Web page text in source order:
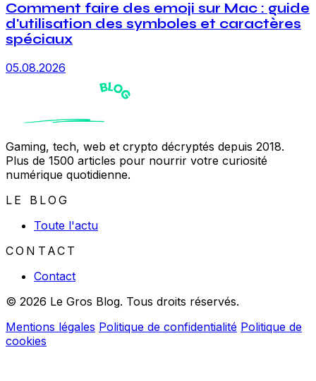
Comment faire des emoji sur Mac : guide
d'utilisation des symboles et caractères
spéciaux
05.08.2026
Gaming, tech, web et crypto décryptés depuis 2018.
Plus de 1500 articles pour nourrir votre curiosité
numérique quotidienne.
LE BLOG
Toute l'actu
CONTACT
Contact
© 2026 Le Gros Blog. Tous droits réservés.
Mentions légales Politique de confidentialité Politique de
cookies